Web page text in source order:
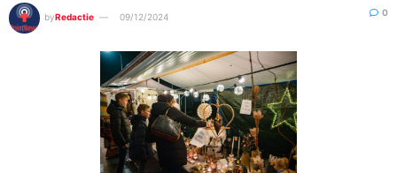
byRedactie 09/12/2024 0